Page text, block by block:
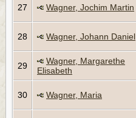
27 Wagner, Jochim Martin
28 Wagner, Johann Daniel
29
Wagner, Margarethe
Elisabeth
30 Wagner, Maria